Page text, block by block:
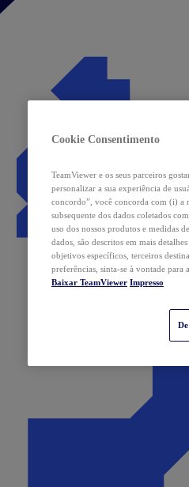
Cookie Consentimento
TeamViewer e os seus parceiros
personalizar a sua experiência de
concordo”, você concorda com (i) a
subsequente dos dados coletados
uso dos nossos produtos e medidas
dados, são descritos em mais detalhes
objetivos específicos, terceiros
preferências, sinta-se à vontade para
Baixar TeamViewer Impresso